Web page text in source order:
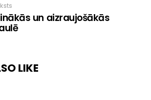
un aizraujošākās
LIKE